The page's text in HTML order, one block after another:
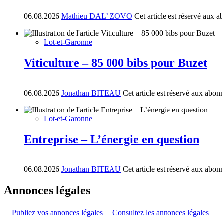
06.08.2026 Mathieu DAL’ ZOVO Cet article est réservé aux
Lot-et-Garonne
Viticulture – 85 000 bibs pour Buzet
06.08.2026 Jonathan BITEAU Cet article est réservé aux
Lot-et-Garonne
Entreprise – L’énergie en question
06.08.2026 Jonathan BITEAU Cet article est réservé aux
Annonces légales
Publiez vos annonces légales Consultez les annonces légales